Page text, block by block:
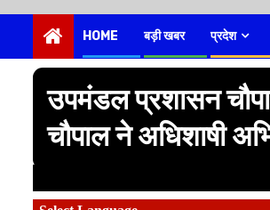
HOME बड़ी खबर प्रदेश
उपमंडल प्रशासन
चौपाल ने अधिशाषी